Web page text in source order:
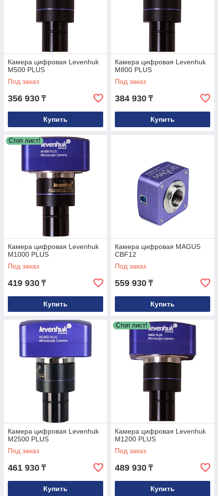
Камера цифровая Levenhuk
M500 PLUS
Под заказ
356 930 ₸
Купить
Камера цифровая Levenhuk
M800 PLUS
Под заказ
384 930 ₸
Купить
Стоп лист!
Камера цифровая Levenhuk
M1000 PLUS
Под заказ
419 930 ₸
Купить
Камера цифровая MAGUS
CBF12
Под заказ
559 930 ₸
Купить
Камера цифровая Levenhuk
M2500 PLUS
Под заказ
461 930 ₸
Купить
Стоп лист!
Камера цифровая Levenhuk
M1200 PLUS
Под заказ
489 930 ₸
Купить